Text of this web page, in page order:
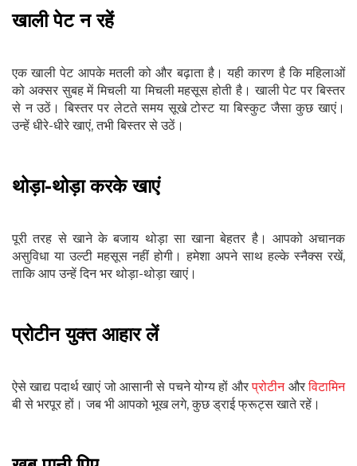
खाली पेट न रहें
एक खाली पेट आपके मतली को और बढ़ाता है। यही कारण है कि महिलाओं
को अक्सर सुबह में मिचली या मिचली महसूस होती है। खाली पेट पर बिस्तर
से न उठें। बिस्तर पर लेटते समय सूखे टोस्ट या बिस्कुट जैसा कुछ खाएं।
उन्हें धीरे-धीरे खाएं, तभी बिस्तर से उठें।
थोड़ा-थोड़ा करके खाएं
पूरी तरह से खाने के बजाय थोड़ा सा खाना बेहतर है। आपको अचानक
असुविधा या उल्टी महसूस नहीं होगी। हमेशा अपने साथ हल्के स्नैक्स रखें,
ताकि आप उन्हें दिन भर थोड़ा-थोड़ा खाएं।
प्रोटीन युक्त आहार लें
ऐसे खाद्य पदार्थ खाएं जो आसानी से पचने योग्य हों औरप्रोटीनऔरविटामिन
बी से भरपूर हों। जब भी आपको भूख लगे, कुछ ड्राई फ्रूट्स खाते रहें।